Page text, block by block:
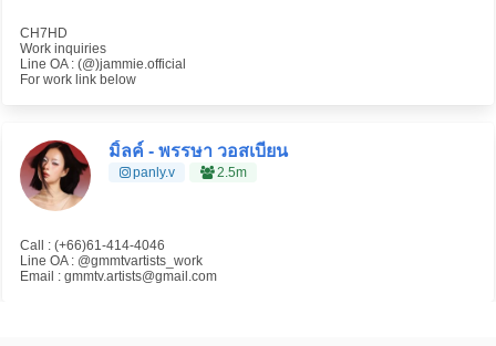
CH7HD
Work inquiries
Line OA : (@)jammie.official
For work link below
มิ้ลค์ - พรรษา วอสเบียน
panly.v 2.5m
Call : (+66)61-414-4046
Line OA : @gmmtvartists_work
Email : gmmtv.artists@gmail.com